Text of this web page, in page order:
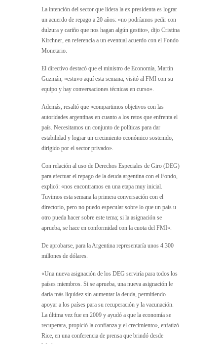
La intención del sector que lidera la ex presidenta es lograr
un acuerdo de repago a 20 años: «no podríamos pedir con
dulzura y cariño que nos hagan algún gestito», dijo Cristina
Kirchner, en referencia a un eventual acuerdo con el Fondo
Monetario.
El directivo destacó que el ministro de Economía, Martín
Guzmán, «estuvo aquí esta semana, visitó al FMI con su
equipo y hay conversaciones técnicas en curso».
Además, resaltó que «compartimos objetivos con las
autoridades argentinas en cuanto a los retos que enfrenta el
país. Necesitamos un conjunto de políticas para dar
estabilidad y lograr un crecimiento económico sostenido,
dirigido por el sector privado».
Con relación al uso de Derechos Especiales de Giro (DEG)
para efectuar el repago de la deuda argentina con el Fondo,
explicó: «nos encontramos en una etapa muy inicial.
Tuvimos esta semana la primera conversación con el
directorio, pero no puedo especular sobre lo que un país u
otro pueda hacer sobre este tema; si la asignación se
aprueba, se hace en conformidad con la cuota del FMI».
De aprobarse, para la Argentina representaría unos 4.300
millones de dólares.
«Una nueva asignación de los DEG serviría para todos los
países miembros. Si se aprueba, una nueva asignación le
daría más liquidez sin aumentar la deuda, permitiendo
apoyar a los países para su recuperación y la vacunación.
La última vez fue en 2009 y ayudó a que la economía se
recuperara, propició la confianza y el crecimiento», enfatizó
Rice, en una conferencia de prensa que brindó desde